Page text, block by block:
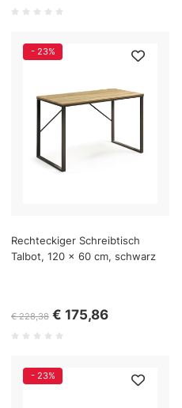
- 23%
Rechteckiger Schreibtisch
Talbot, 120 x 60 cm, schwarz
€ 228,38 € 175,86
- 23%